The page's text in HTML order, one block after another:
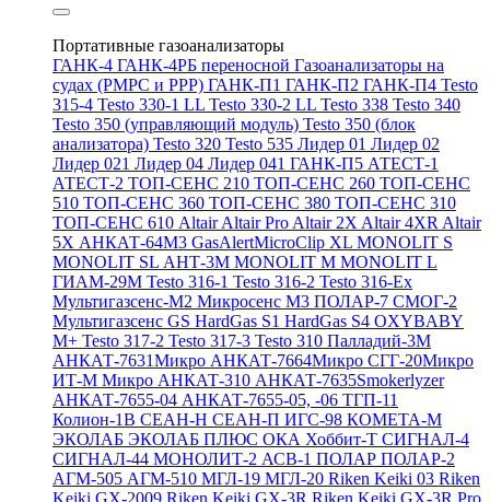
Портативные газоанализаторы
ГАНК-4 ГАНК-4РБ переносной Газоанализаторы на
судах (РМРС и РРР) ГАНК-П1 ГАНК-П2 ГАНК-П4 Testo
315-4 Testo 330-1 LL Testo 330-2 LL Testo 338 Testo 340
Testo 350 (управляющий модуль) Testo 350 (блок
анализатора) Testo 320 Testo 535 Лидер 01 Лидер 02
Лидер 021 Лидер 04 Лидер 041 ГАНК-П5 АТЕСТ-1
АТЕСТ-2 ТОП-СЕНС 210 ТОП-СЕНС 260 ТОП-СЕНС
510 ТОП-СЕНС 360 ТОП-СЕНС 380 ТОП-СЕНС 310
ТОП-СЕНС 610 AltairAltair Pro Altair 2X Altair 4XR Altair
5X АНКАТ-64М3 GasAlertMicroClip XL MONOLIT S
MONOLIT SL АНТ-3М MONOLIT M MONOLIT L
ГИАМ-29М Testo 316-1 Testo 316-2 Testo 316-Ex
Мультигазсенс-М2 Микросенс М3 ПОЛАР-7 СМОГ-2
Мультигазсенс GS HardGas S1 HardGas S4 OXYBABY
M+ Testo 317-2 Testo 317-3 Testo 310 Палладий-3М
АНКАТ-7631Микро АНКАТ-7664Микро СГГ-20Микро
ИТ-М Микро АНКАТ-310 АНКАТ-7635Smokerlyzer
АНКАТ-7655-04 АНКАТ-7655-05, -06 ТГП-11
Колион-1В СЕАН-Н СЕАН-П ИГС-98 КОМЕТА-М
ЭКОЛАБ ЭКОЛАБ ПЛЮС ОКА Хоббит-Т СИГНАЛ-4
СИГНАЛ-44 МОНОЛИТ-2 АСВ-1 ПОЛАР ПОЛАР-2
АГМ-505 АГМ-510 МГЛ-19 МГЛ-20 Riken Keiki 03 Riken
Keiki GX-2009 Riken Keiki GX-3R Riken Keiki GX-3R Pro